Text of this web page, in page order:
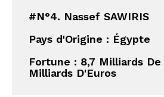
#N°4. Nassef SAWIRIS
Pays d'Origine : Égypte
Fortune : 8,7 Milliards
Milliards D'Euros